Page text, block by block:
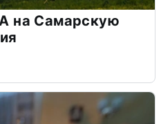
на Самарскую